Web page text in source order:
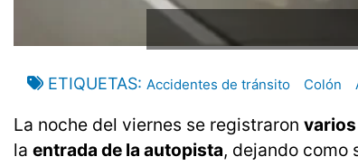
ETIQUETAS Accidentes de tránsito Colón
La noche del viernes se registraron
la entrada de la autopista, dejando como